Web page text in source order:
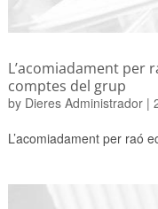
L’acomiadament per
comptes del grup
by Dieres Administrador|
L’acomiadament per raó